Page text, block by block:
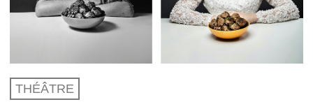
THÉÂTRE